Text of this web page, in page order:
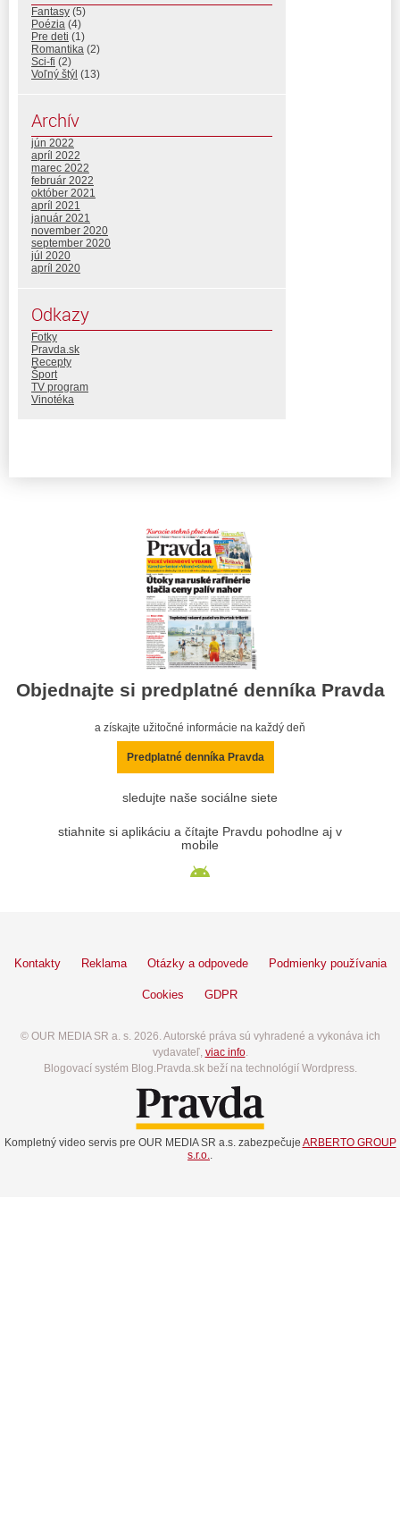
Fantasy (5)
Poézia (4)
Pre deti (1)
Romantika (2)
Sci-fi (2)
Voľný štýl (13)
Archív
jún 2022
apríl 2022
marec 2022
február 2022
október 2021
apríl 2021
január 2021
november 2020
september 2020
júl 2020
apríl 2020
Odkazy
Fotky
Pravda.sk
Recepty
Šport
TV program
Vinotéka
Objednajte si predplatné denníka Pravda
a získajte užitočné informácie na každý deň
Predplatné denníka Pravda
sledujte naše sociálne siete
stiahnite si aplikáciu a čítajte Pravdu pohodlne aj v
mobile
Kontakty Reklama Otázky a odpovede Podmienky používania
Cookies GDPR
© OUR MEDIA SR a. s. 2026. Autorské práva sú vyhradené a vykonáva ich
vydavateľ, viac info.
Blogovací systém Blog.Pravda.sk beží na technológií Wordpress.
Kompletný video servis pre OUR MEDIA SR a.s. zabezpečuje ARBERTO GROUP
s.r.o..